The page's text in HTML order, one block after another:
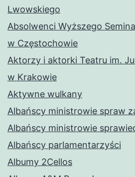
Lwowskiego
Absolwenci Wyższego
w Częstochowie
Aktorzy i aktorki Teatru im.
w Krakowie
Aktywne wulkany
Albańscy ministrowie spraw
Albańscy ministrowie
Albańscy parlamentarzyści
Albumy 2Cellos